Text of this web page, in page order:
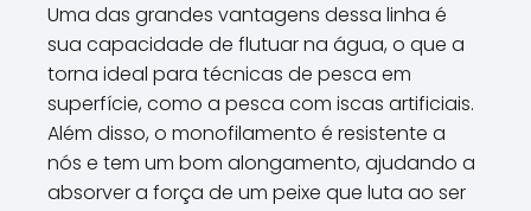
Uma das grandes vantagens dessa linha é
sua capacidade de flutuar na água, o que a
torna ideal para técnicas de pesca em
superfície, como a pesca com iscas artificiais.
Além disso, o monofilamento é resistente a
nós e tem um bom alongamento, ajudando a
absorver a força de um peixe que luta ao ser